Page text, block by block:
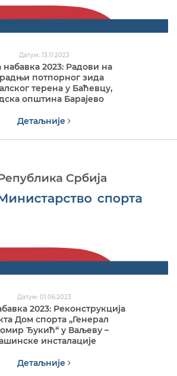
Датум: 13.11.2023
набавка 2023: Радови на
потпорног зида
терена у Баћевцу,
општина Барајево
Детаљније
Датум: 01.06.2023
2023: Реконструкција
Дом спорта „Генерал
Ђукић“ у Ваљеву –
инсталације
Детаљније